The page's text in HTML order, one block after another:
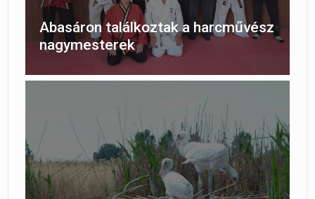
Abasáron találkoztak a harcművész
nagymesterek